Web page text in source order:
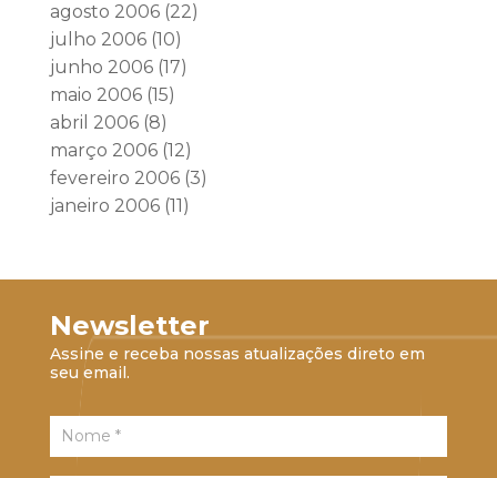
agosto 2006(22)
julho 2006(10)
junho 2006(17)
maio 2006(15)
abril 2006(8)
março 2006(12)
fevereiro 2006(3)
janeiro 2006(11)
Newsletter
Assine e receba nossas atualizações direto em
seu email.